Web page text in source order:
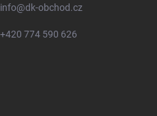
info@dk-obchod.cz
+420 774 590 626